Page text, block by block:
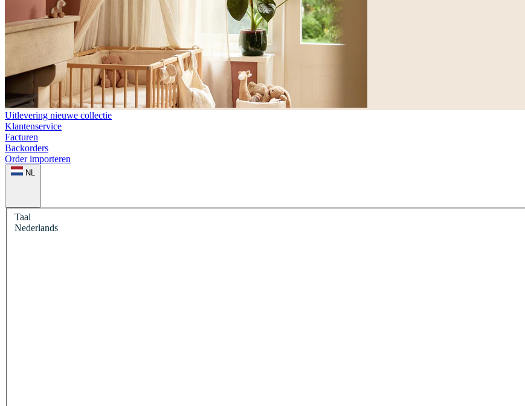
Uitlevering nieuwe collectie
Klantenservice
Facturen
Backorders
Order importeren
NL
Taal
Nederlands